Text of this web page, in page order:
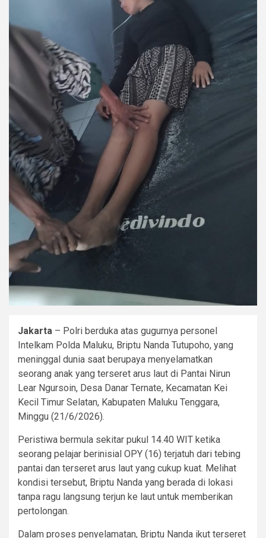
Jakarta – Polri berduka atas gugurnya personel
Intelkam Polda Maluku, Briptu Nanda Tutupoho, yang
meninggal dunia saat berupaya menyelamatkan
seorang anak yang terseret arus laut di Pantai Nirun
Lear Ngursoin, Desa Danar Ternate, Kecamatan Kei
Kecil Timur Selatan, Kabupaten Maluku Tenggara,
Minggu (21/6/2026).
Peristiwa bermula sekitar pukul 14.40 WIT ketika
seorang pelajar berinisial OPY (16) terjatuh dari tebing
pantai dan terseret arus laut yang cukup kuat. Melihat
kondisi tersebut, Briptu Nanda yang berada di lokasi
tanpa ragu langsung terjun ke laut untuk memberikan
pertolongan.
Dalam proses penyelamatan, Briptu Nanda ikut terseret